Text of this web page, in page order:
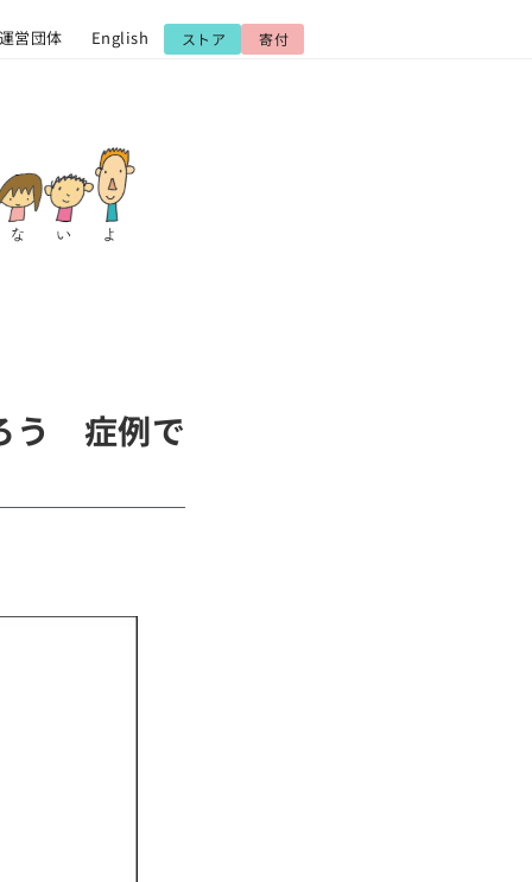
営団体 English ストア 寄付
う 症例で